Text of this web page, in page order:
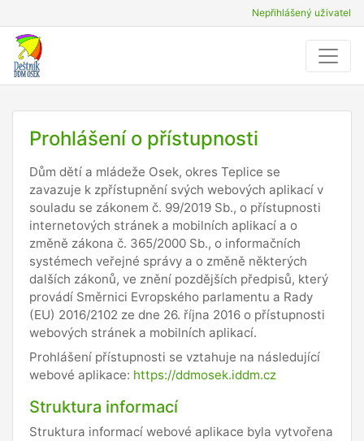
Nepřihlášený uživatel
Prohlášení o přístupnosti
Dům dětí a mládeže Osek, okres Teplice se
zavazuje k zpřístupnění svých webových aplikací v
souladu se zákonem č. 99/2019 Sb., o přístupnosti
internetových stránek a mobilních aplikací a o
změně zákona č. 365/2000 Sb., o informačních
systémech veřejné správy a o změně některých
dalších zákonů, ve znění pozdějších předpisů, který
provádí Směrnici Evropského parlamentu a Rady
(EU) 2016/2102 ze dne 26. října 2016 o přístupnosti
webových stránek a mobilních aplikací.
Prohlášení přístupnosti se vztahuje na následující
webové aplikace: https://ddmosek.iddm.cz
Struktura informací
Struktura informací webové aplikace byla vytvořena